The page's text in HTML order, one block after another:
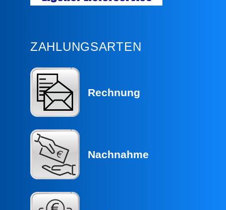
ZAHLUNGSARTEN
Rechnung
Nachnahme